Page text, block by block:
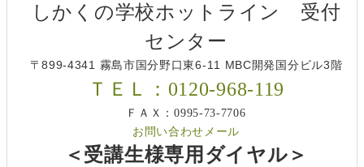
しかくの学校ホットライン 受付
センター
〒899-4341 霧島市国分野口東6-11 MBC開発国分ビル3階
ＴＥＬ：0120-968-119
ＦＡＸ：0995-73-7706
お問い合わせメール
＜受講生様専用ダイヤル＞